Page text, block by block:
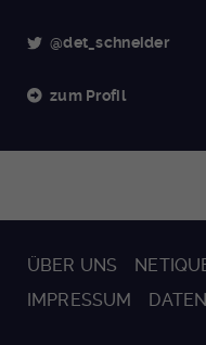
@det_schneider
zum Profil
ÜBER UNS
IMPRESSUM